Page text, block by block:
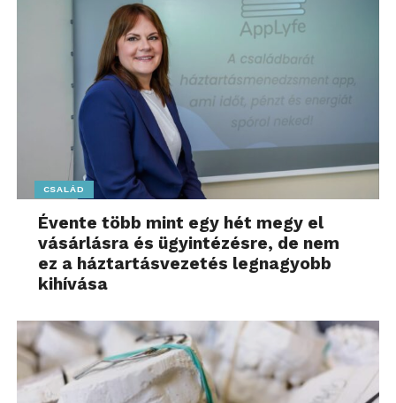
CSALÁD
Évente több mint egy hét megy el
vásárlásra és ügyintézésre, de nem
ez a háztartásvezetés legnagyobb
kihívása